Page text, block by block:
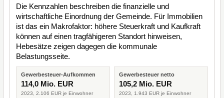
Die Kennzahlen beschreiben die finanzielle und
wirtschaftliche Einordnung der Gemeinde. Für Immobilien
ist das ein Makrofaktor: höhere Steuerkraft und Kaufkraft
können auf einen tragfähigeren Standort hinweisen,
Hebesätze zeigen dagegen die kommunale
Belastungsseite.
Gewerbesteuer-Aufkommen
114,0 Mio. EUR
2023, 2.106 EUR je Einwohner
Gewerbesteuer netto
105,2 Mio. EUR
2023, 1.943 EUR je Einwohner